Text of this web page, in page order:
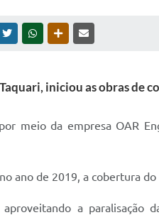
TWITTERWHATSAPPOUTRAS MÍDIAS
iniciou as obras de
meio da empresa OAR
ano de 2019, a cobertura
a